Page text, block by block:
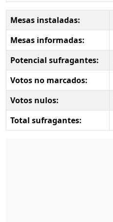
Mesas instaladas:
Mesas informadas:
Potencial sufragantes:
Votos no marcados:
Votos nulos:
Total sufragantes: